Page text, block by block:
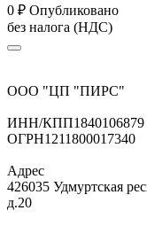
0 ₽ Опубликовано
без налога (НДС)
ООО "ЦП "ПИРС"
ИНН/КПП
ОГРН1211800017340
Адрес
426035 Удмуртская
д.20